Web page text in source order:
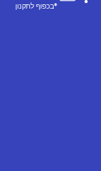
*בכפוף לתקנון